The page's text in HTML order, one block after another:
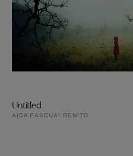
Untitled
AIDA PASCUAL BENITO